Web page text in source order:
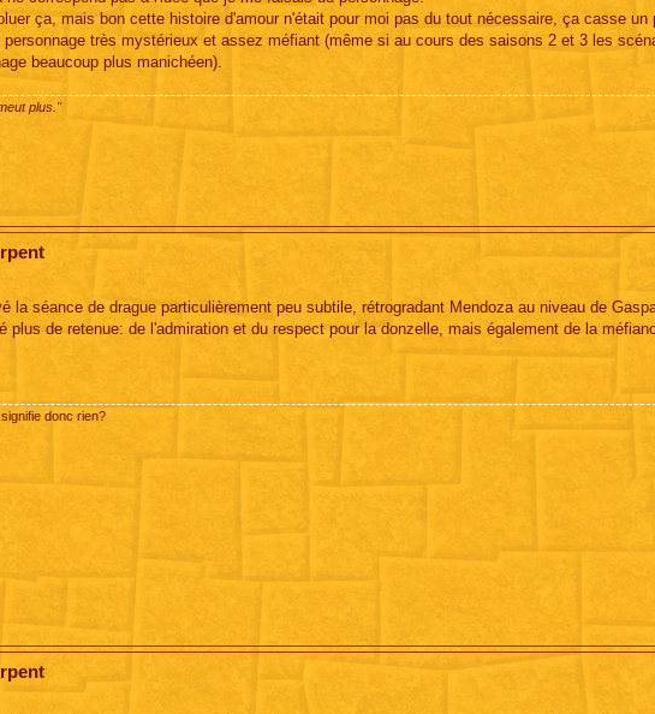
ça, mais bon cette histoire d'amour n'était pour moi pas du tout nécessaire, ça casse un
très mystérieux et assez méfiant (même si au cours des saisons 2 et 3 les
beaucoup plus manichéen).
plus."
la séance de drague particulièrement peu subtile, rétrogradant Mendoza au niveau de
plus de retenue: de l'admiration et du respect pour la donzelle, mais également de la
donc rien?